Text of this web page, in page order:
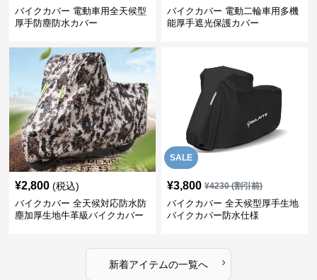
バイクカバー 電動車用全天候型
厚手防塵防水カバー
バイクカバー 電動二輪車用多機
能厚手遮光保護カバー
¥2,800 (税込)
バイクカバー 全天候対応防水防
塵加厚生地牛革級バイクカバー
SALE
¥3,800 ¥4230(割引前)
バイクカバー 全天候型厚手生地
バイクカバー防水仕様
新着アイテムの一覧へ ›